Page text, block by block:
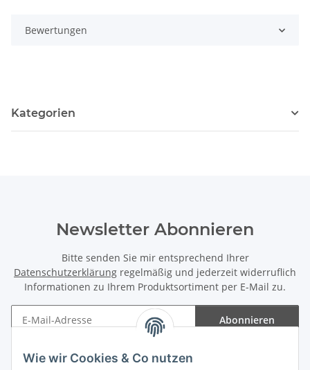
Wie wir Cookies & Co nutzen
Bewertungen
Kategorien
Newsletter Abonnieren
Bitte senden Sie mir entsprechend Ihrer
Datenschutzerklärung regelmäßig und jederzeit widerruflich
Informationen zu Ihrem Produktsortiment per E-Mail zu.
Abonnieren